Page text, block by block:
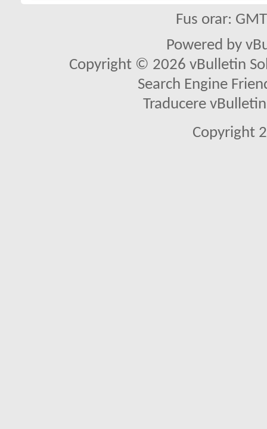
Fus orar:
Powered by
Copyright © 2026 vBulletin
Search Engine
Traducere
Copyright